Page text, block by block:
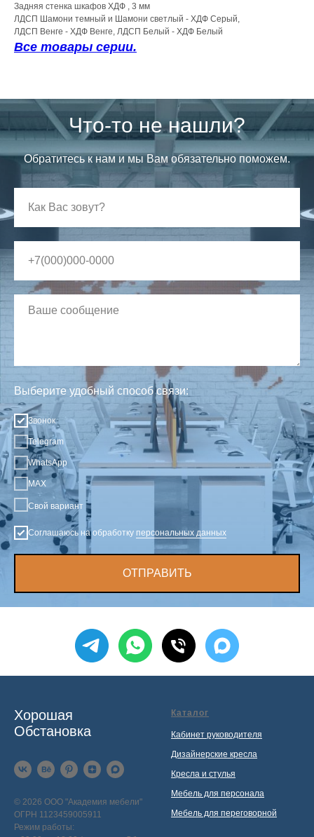
Задняя стенка шкафов ХДФ , 3 мм
ЛДСП Шамони темный и Шамони светлый - ХДФ Серый,
ЛДСП Венге - ХДФ Венге, ЛДСП Белый - ХДФ Белый
Все товары серии.
Что-то не нашли?
Обратитесь к нам и мы Вам обязательно поможем.
Выберите удобный способ связи:
Звонок
Telegram
WhatsApp
MAX
Свой вариант
Соглашаюсь на обработку персональных данных
ОТПРАВИТЬ
Хорошая
Обстановка
© 2026 ООО "Академия мебели"
ОГРН 1123459005911
Режим работы:
Каталог
Кабинет руководителя
Дизайнерские кресла
Кресла и стулья
Мебель для персонала
Мебель для переговорной